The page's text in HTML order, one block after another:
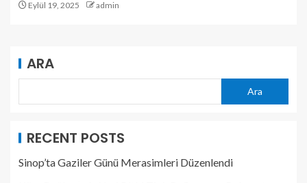
Eylül 19, 2025 admin
ARA
Ara
RECENT POSTS
Sinop’ta Gaziler Günü Merasimleri Düzenlendi